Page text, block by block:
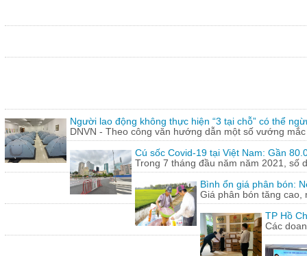
Người lao động không thực hiện “3 tại chỗ” có thể
DNVN - Theo công văn hướng dẫn một số vướng
Cú sốc Covid-19 tại Việt Nam: Gần
Trong 7 tháng đầu năm năm 2021, số
Bình ổn giá phân bón:
Giá phân bón tăng
TP Hồ
Các